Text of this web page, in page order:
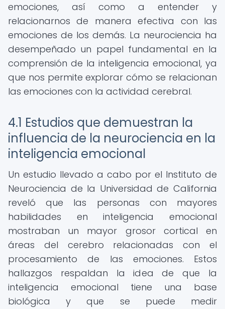
emociones, así como a entender y
relacionarnos de manera efectiva con las
emociones de los demás. La neurociencia ha
desempeñado un papel fundamental en la
comprensión de la inteligencia emocional, ya
que nos permite explorar cómo se relacionan
las emociones con la actividad cerebral.
4.1 Estudios que demuestran la
influencia de la neurociencia en la
inteligencia emocional
Un estudio llevado a cabo por el Instituto de
Neurociencia de la Universidad de California
reveló que las personas con mayores
habilidades en inteligencia emocional
mostraban un mayor grosor cortical en
áreas del cerebro relacionadas con el
procesamiento de las emociones. Estos
hallazgos respaldan la idea de que la
inteligencia emocional tiene una base
biológica y que se puede medir